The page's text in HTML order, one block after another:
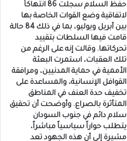
حفظ السلام سجلت 86 انتهاكاً
لاتفاقية وضع القوات الخاصة بها
بين أبريل ويوليو، بما في ذلك 84 حالة
قامت فيها السلطات بتقييد
تحركاتها. وقالت إنه على الرغم من
تلك العقبات، استمرت البعثة
الأممية في حماية المدنيين، ومرافقة
القوافل الإنسانية، والمساعدة على
تخفيف حدة العنف في المناطق
المتأثرة بالصراع. وأوضحت أن تحقيق
سلام دائم في جنوب السودان
يتطلب حواراً سياسياً مباشراً،
مشيرة إلى أن هذه الجهود تعد